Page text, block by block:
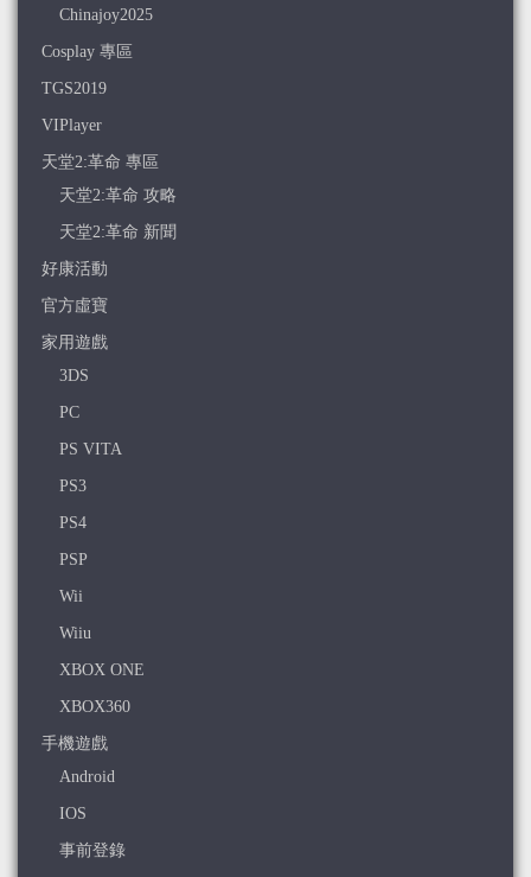
Chinajoy2025
Cosplay 專區
TGS2019
VIPlayer
天堂2:革命 專區
天堂2:革命 攻略
天堂2:革命 新聞
好康活動
官方虛寶
家用遊戲
3DS
PC
PS VITA
PS3
PS4
PSP
Wii
Wiiu
XBOX ONE
XBOX360
手機遊戲
Android
IOS
事前登錄